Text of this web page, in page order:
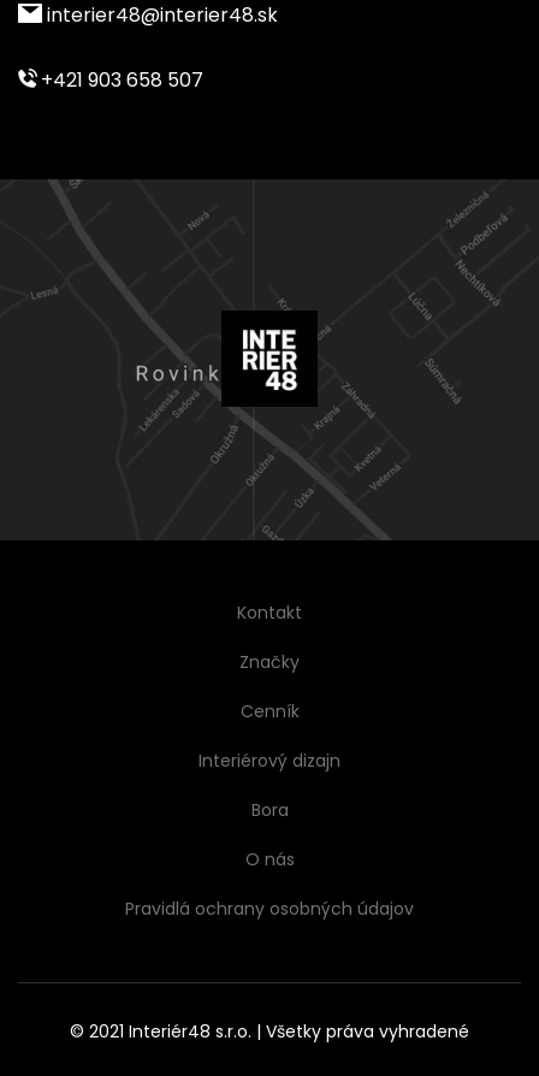
interier48@interier48.sk
+421 903 658 507
Kontakt
Značky
Cenník
Interiérový dizajn
Bora
O nás
Pravidlá ochrany osobných údajov
© 2021 Interiér48 s.r.o. | Všetky práva vyhradené